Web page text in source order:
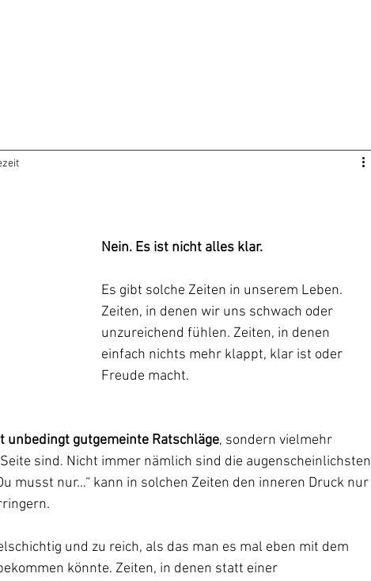
Nein. Es ist nicht alles klar.
Es gibt solche Zeiten in unserem Leben.
Zeiten, in denen wir uns schwach oder
unzureichend fühlen. Zeiten, in denen
einfach nichts mehr klappt, klar ist oder
Freude macht.
unbedingt gutgemeinte Ratschläge, sondern vielmehr
sind. Nicht immer nämlich sind die augenscheinlichsten
musst nur…“ kann in solchen Zeiten den inneren Druck nur
und zu reich, als das man es mal eben mit dem
könnte. Zeiten, in denen statt einer